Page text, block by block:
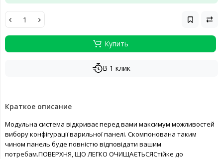
Купить
В 1 клик
Краткое описание
Модульна система відкриває перед вами максимум можливостей
вибору конфігурації варильної панелі. Скомпонована таким
чином панель буде повністю відповідати вашим
потребам.ПОВЕРХНЯ, ЩО ЛЕГКО ОЧИЩАЄТЬСЯСтійке до